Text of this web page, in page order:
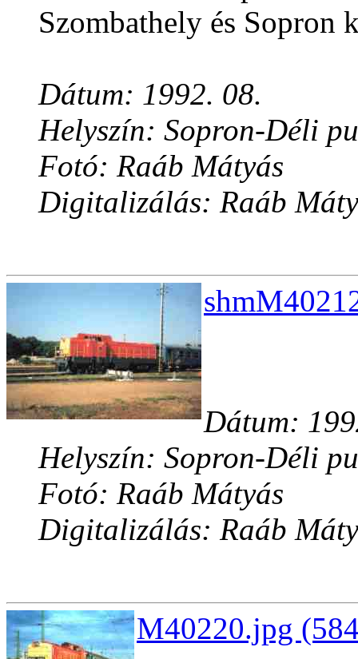
Szombathely és Sopron
Dátum: 1992. 08.
Helyszín: Sopron-Déli
Fotó: Raáb Mátyás
Digitalizálás: Raáb
Dátum:
Helyszín: Sopron-Déli
Fotó: Raáb Mátyás
Digitalizálás: Raáb
M40220.jpg